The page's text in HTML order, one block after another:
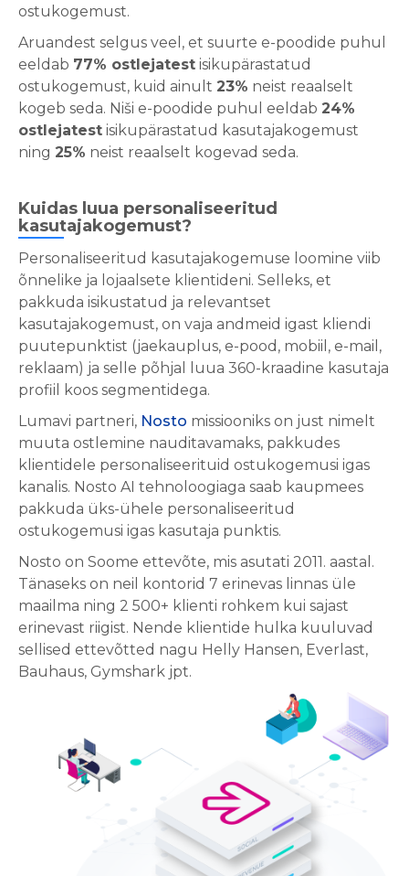
ostukogemust.
Aruandest selgus veel, et suurte e-poodide puhul
eeldab 77% ostlejatest isikupärastatud
ostukogemust, kuid ainult 23% neist reaalselt
kogeb seda. Niši e-poodide puhul eeldab 24%
ostlejatest isikupärastatud kasutajakogemust
ning 25% neist reaalselt kogevad seda.
Kuidas luua personaliseeritud
kasutajakogemust?
Personaliseeritud kasutajakogemuse loomine viib
õnnelike ja lojaalsete klientideni. Selleks, et
pakkuda isikustatud ja relevantset
kasutajakogemust, on vaja andmeid igast kliendi
puutepunktist (jaekauplus, e-pood, mobiil, e-mail,
reklaam) ja selle põhjal luua 360-kraadine kasutaja
profiil koos segmentidega.
Lumavi partneri, Nosto missiooniks on just nimelt
muuta ostlemine nauditavamaks, pakkudes
klientidele personaliseerituid ostukogemusi igas
kanalis. Nosto AI tehnoloogiaga saab kaupmees
pakkuda üks-ühele personaliseeritud
ostukogemusi igas kasutaja punktis.
Nosto on Soome ettevõte, mis asutati 2011. aastal.
Tänaseks on neil kontorid 7 erinevas linnas üle
maailma ning 2 500+ klienti rohkem kui sajast
erinevast riigist. Nende klientide hulka kuuluvad
sellised ettevõtted nagu Helly Hansen, Everlast,
Bauhaus, Gymshark jpt.